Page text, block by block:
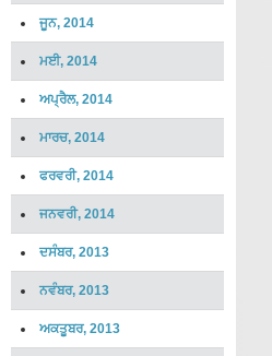
ਜੂਨ, 2014
ਮਈ, 2014
ਅਪ੍ਰੈਲ, 2014
ਮਾਰਚ, 2014
ਫਰਵਰੀ, 2014
ਜਨਵਰੀ, 2014
ਦਸੰਬਰ, 2013
ਨਵੰਬਰ, 2013
ਅਕਤੂਬਰ, 2013